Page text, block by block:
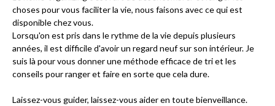
choses pour vous faciliter la vie, nous faisons avec ce qui est
disponible chez vous.
Lorsqu'on est pris dans le rythme de la vie depuis plusieurs
années, il est difficile d'avoir un regard neuf sur son intérieur. Je
suis là pour vous donner une méthode efficace de tri et les
conseils pour ranger et faire en sorte que cela dure.
Laissez-vous guider, laissez-vous aider en toute bienveillance.